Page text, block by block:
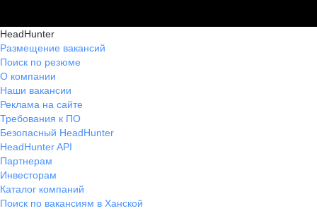
HeadHunter
Размещение вакансий
Поиск по резюме
О компании
Наши вакансии
Реклама на сайте
Требования к ПО
Безопасный HeadHunter
HeadHunter API
Партнерам
Инвесторам
Каталог компаний
Поиск по вакансиям в Ханской